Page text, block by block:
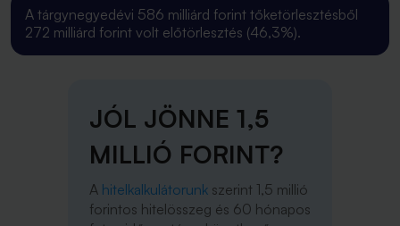
A tárgynegyedévi 586 milliárd forint tőketörlesztésből
272 milliárd forint volt előtörlesztés (46,3%).
JÓL JÖNNE 1,5
MILLIÓ FORINT?
A hitelkalkulátorunk szerint 1,5 millió
forintos hitelösszeg és 60 hónapos